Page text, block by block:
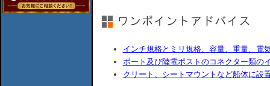
インチ規格とミリ規格、容量、重量、電
ボート及び陸電ポストのコネクター類の
クリート、シートマウントなど船体に設